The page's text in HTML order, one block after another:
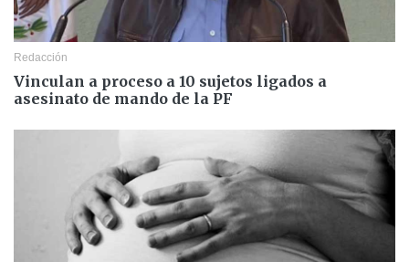
Redacción
Vinculan a proceso a 10 sujetos ligados a
asesinato de mando de la PF